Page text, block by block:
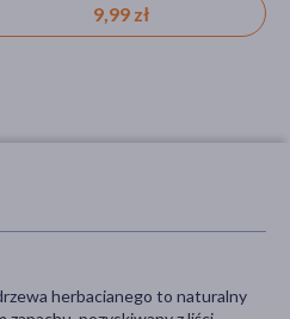
9,99 zł
17,19 zł
herbacianego to naturalny